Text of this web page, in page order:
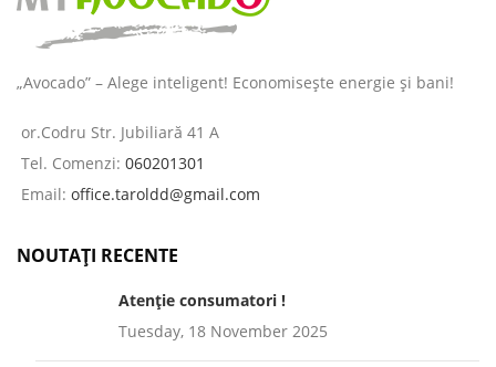
„Avocado” – Alege inteligent! Economisește energie și bani!
or.Codru Str. Jubiliară 41 A
Tel. Comenzi: 060201301
Email: office.taroldd@gmail.com
NOUTAȚI RECENTE
Atenție consumatori !
Tuesday, 18 November 2025